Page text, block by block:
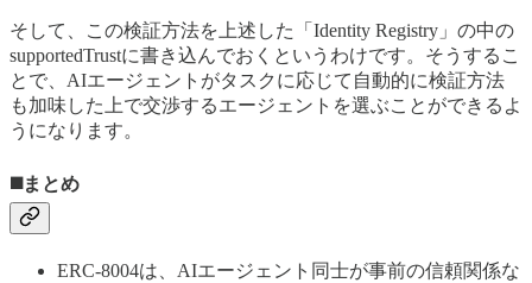
そして、この検証方法を上述した「Identity Registry」の中の
supportedTrustに書き込んでおくというわけです。そうするこ
とで、AIエージェントがタスクに応じて自動的に検証方法
も加味した上で交渉するエージェントを選ぶことができるよ
うになります。
◼️まとめ
ERC-8004は、AIエージェント同士が事前の信頼関係な